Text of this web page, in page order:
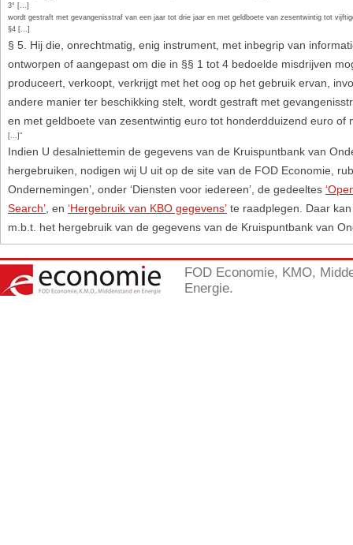
3° [...]
wordt gestraft met gevangenisstraf van een jaar tot drie jaar en met geldboete van zesentwintig tot
§4 [...]
§ 5. Hij die, onrechtmatig, enig instrument, met inbegrip van
ontworpen of aangepast om die in §§ 1 tot 4 bedoelde misdrijven
produceert, verkoopt, verkrijgt met het oog op het gebruik ervan,
andere manier ter beschikking stelt, wordt gestraft met
en met geldboete van zesentwintig euro tot honderdduizend euro of
[...]"
Indien U desalniettemin de gegevens van de Kruispuntbank van
hergebruiken, nodigen wij U uit op de site van de FOD Economie,
Ondernemingen’, onder ‘Diensten voor iedereen’, de gedeeltes
Search’ , en ‘Hergebruik van KBO gegevens’ te raadplegen. Daar
m.b.t. het hergebruik van de gegevens van de Kruispuntbank van
FOD Economie, KMO,
Energie.